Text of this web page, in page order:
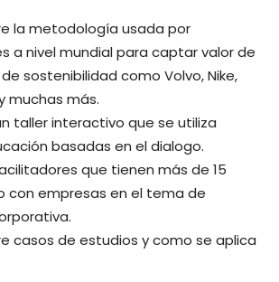
la metodología usada por
a nivel mundial para captar valor de
sostenibilidad como Volvo, Nike,
muchas más.
taller interactivo que se utiliza
basadas en el dialogo.
que tienen más de 15
con empresas en el tema de
casos de estudios y como se aplica